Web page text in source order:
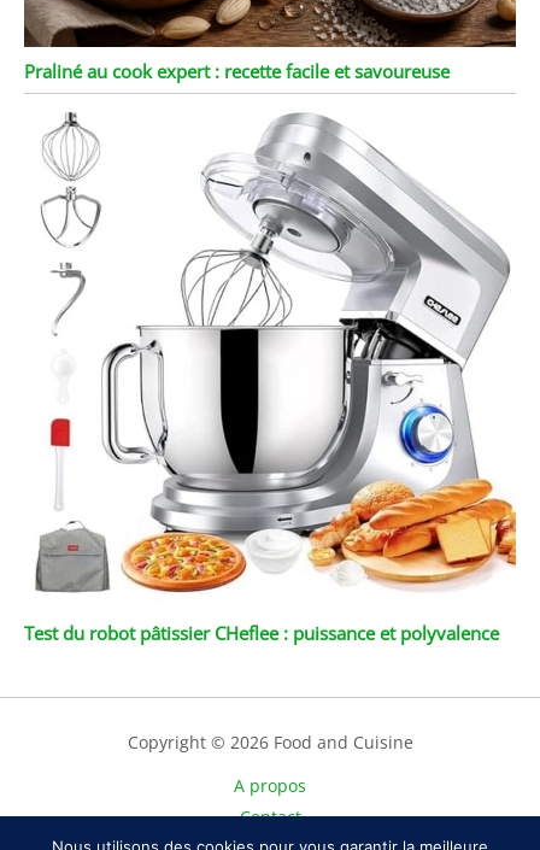
Praliné au cook expert : recette facile et savoureuse
Test du robot pâtissier CHeflee : puissance et polyvalence
Copyright © 2026 Food and Cuisine
A propos
Contact